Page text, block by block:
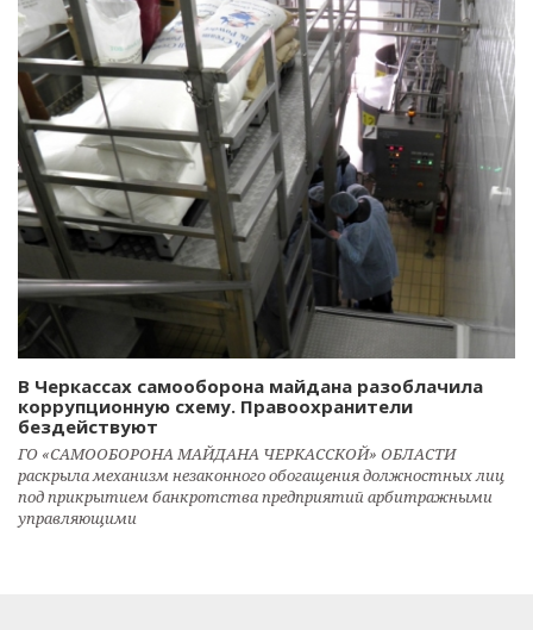
В Черкассах самооборона майдана разоблачила
коррупционную схему. Правоохранители
бездействуют
ГО «САМООБОРОНА МАЙДАНА ЧЕРКАССКОЙ» ОБЛАСТИ
раскрыла механизм незаконного обогащения должностных лиц
под прикрытием банкротства предприятий арбитражными
управляющими